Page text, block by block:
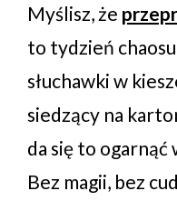
Myślisz, że
to tydzień
słuchawki w
siedzący na
da się to ogarnąć
Bez magii, bez